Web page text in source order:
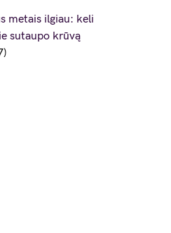
metais ilgiau: keli
sutaupo krūvą